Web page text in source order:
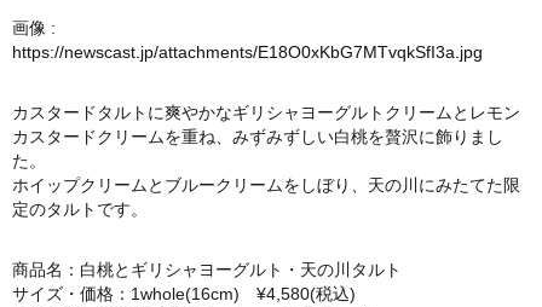
画像 :
https://newscast.jp/attachments/E18O0xKbG7MTvqkSfI3a.jpg
カスタードタルトに爽やかなギリシャヨーグルトクリームとレモン
カスタードクリームを重ね、みずみずしい白桃を贅沢に飾りまし
た。
ホイップクリームとブルークリームをしぼり、天の川にみたてた限
定のタルトです。
商品名：白桃とギリシャヨーグルト・天の川タルト
サイズ・価格：1whole(16cm) ¥4,580(税込)